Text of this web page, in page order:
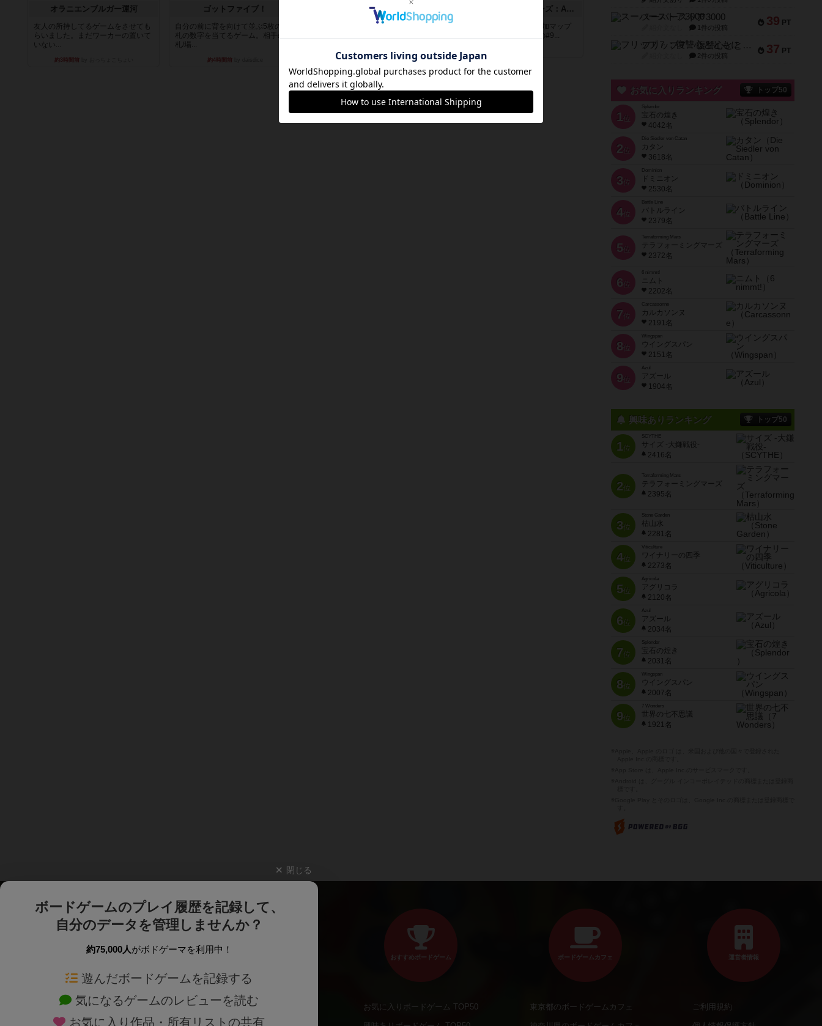
オラニエンブルガー運河
友人の所持してるゲームをさせても
らいました。まだワーカーの置いて
いない...
約3時間前
ゴットファイブ！
自分の前に背を向けて並ぶ5枚の手
札の数字を当てるゲーム。相手の手
札/場...
約4時間前
カタン ドゥームド・バタリオンズ：ASLモジュール11
『Squad Leader』用の追加マップ
として発売されたマップの#9...
39 PT
スーパーストア3000
1件の投稿
37 PT
フリップ７：復讐心とともに
2件の投稿
お気に入りランキング トップ50
1 位
宝石の煌き
4042名
2 位
Die Siedler von Catan
カタン
3618名
3 位
ドミニオン
2530名
4位
Battle Line
バトルライン
2379名
5 位
Terraforming Mars
テラフォーミングマーズ
2372名
6 位
ニムト
2202名
7 位
Carcassonne
カルカソンヌ
2191名
8 位
Wingspan
ウイングスパン
2151名
9 位
Azul
アズール
1904名
興味ありランキング トップ50
1位
SCYTHE
サイズ -大鎌戦役-
2416名
2位
Terraforming Mars
テラフォーミングマーズ
2395名
3位
Stone Garden
枯山水
2281名
4位
Viticulture
ワイナリーの四季
2273名
5位
Agricola
アグリコラ
2120名
6位
Azul
アズール
2034名
7位
宝石の煌き
2031名
8位
Wingspan
ウイングスパン
2007名
9位
7 Wonders
世界の七不思議
1921名
閉じる
ボードゲームのプレイ履歴を記録して、
自分のデータを管理しませんか？
約75,000人がボドゲーマを利用中！
遊んだボードゲームを記録する
気になるゲームのレビューを読む
お気に入り作品・所有リストの共有
ボードゲームを検索する 新作・再入荷情報
おすすめボードゲーム
お気に入りボードゲーム TOP50
ボードゲームカフェ
東京都のボードゲームカフェ
運営者情報
ご利用規約